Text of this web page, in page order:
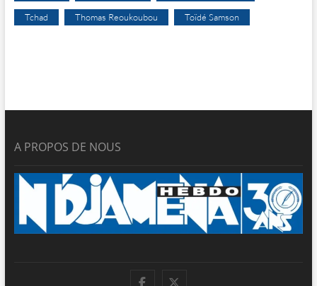
Tchad Thomas Reoukoubou Toïdé Samson
A PROPOS DE NOUS
facebook